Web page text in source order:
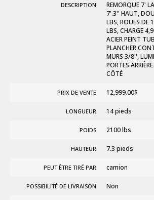
DESCRIPTION
REMORQUE 7'
7'.3'' HAUT,
LBS, ROUES DE
LBS, CHARGE
ACIER PEINT
PLANCHER
MURS 3/8'',
PORTES
CÔTÉ
PRIX DE VENTE 12,999.00$
LONGUEUR 14 pieds
POIDS 2100 lbs
HAUTEUR 7.3 pieds
PEUT ÊTRE TIRÉ PAR camion
POSSIBILITÉ DE LIVRAISON Non